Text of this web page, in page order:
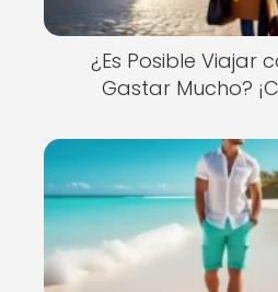
¿Es Posible Viajar
Gastar Mucho?